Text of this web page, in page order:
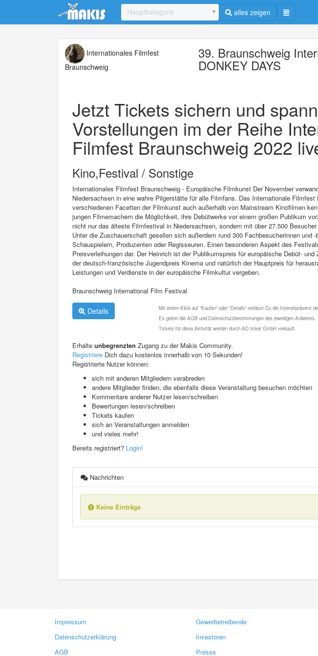
Update cookies preferences
Hauptkategorie alles zeigen
Internationales Filmfest
Braunschweig
39. Braunschweig
DONKEY DAYS
Jetzt Tickets sichern und
Vorstellungen im der Reihe
Filmfest Braunschweig 2022
Kino,Festival / Sonstige
Internationales Filmfest Braunschweig - Europäische Filmkunst Der November
Niedersachsen in eine wahre Pilgerstätte für alle Filmfans. Das Internationale
verschiedenen Facetten der Filmkunst auch außerhalb von Mainstream Kinofilmen
jungen Filmemachern die Möglichkeit, ihre Debütwerke vor einem großen Publikum
nicht nur das älteste Filmfestival in Niedersachsen, sondern mit über 27.500
Unter die Zuschauerschaft gesellen sich außerdem rund 300 Fachbesucherinnen und
Schauspielern, Produzenten oder Regisseuren. Einen besonderen Aspekt des
Preisverleihungen dar. Der Heinrich ist der Publikumspreis für europäische Debüt-
der deutsch-französische Jugendpreis Kinema und natürlich der Hauptpreis für
Leistungen und Verdienste in der europäische Filmkultur vergeben.
Braunschweig International Film Festival
Details
Mit einem Klick auf "Kaufen" oder "Details" verlässt Du die Internetpräsenz
Es gelten die AGB und Datenschutzbestimmungen des jeweiligen Anbieters.
Tickets für diese Aktivität werden durch AD ticket GmbH verkauft.
Erhalte unbegrenzten Zugang zu der Makis Community.
Registriere Dich dazu kostenlos innerhalb von 10 Sekunden!
Registrierte Nutzer können:
sich mit anderen Mitgliedern verabreden
andere Mitglieder finden, die ebenfalls diese Veranstaltung besuchen möchten
Kommentare anderer Nutzer lesen/schreiben
Bewertungen lesen/schreiben
Tickets kaufen
sich an Veranstaltungen anmelden
und vieles mehr!
Bereits registriert? Login!
Nachrichten
Keine Einträge
Impressum
Datenschutzerklärung
AGB
Gewerbetreibende
Investoren
Presse